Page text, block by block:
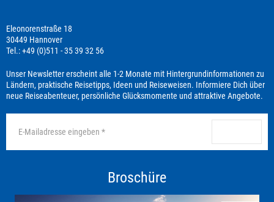
Eleonorenstraße 18
30449 Hannover
Tel.: +49 (0)511 - 35 39 32 56
Unser Newsletter erscheint alle 1-2 Monate mit Hintergrundinformationen zu
Ländern, praktische Reisetipps, Ideen und Reiseweisen. Informiere Dich über
neue Reiseabenteuer, persönliche Glücksmomente und attraktive Angebote.
Broschüre